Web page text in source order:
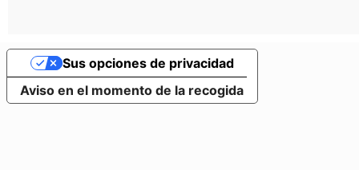
Aviso en el momento de la recogida
Sus opciones de privacidad